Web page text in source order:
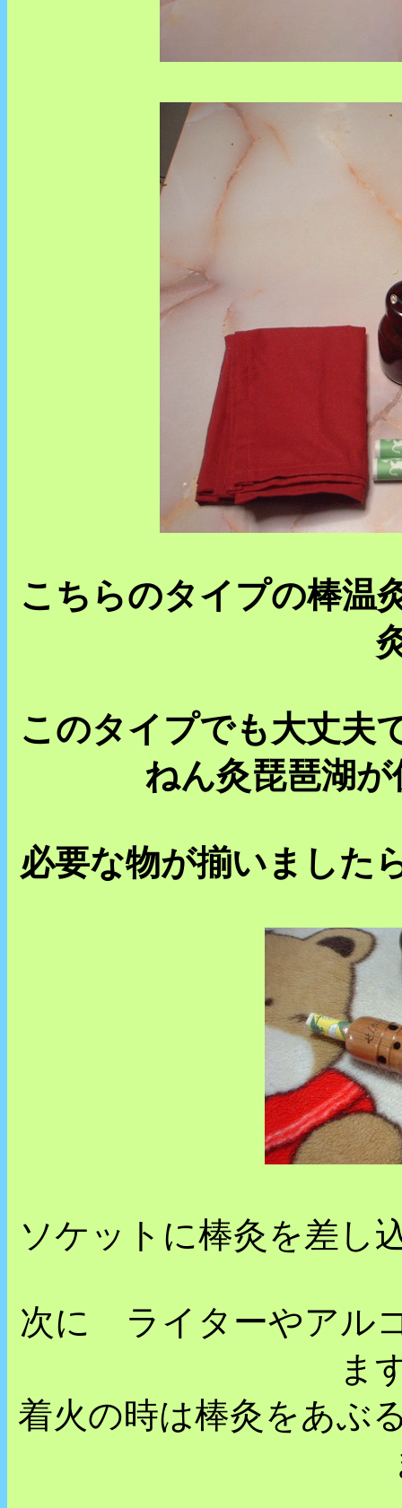
こちらのタイプの棒温
このタイプでも大丈夫
ねん灸琵琶湖
必要な物が揃いまし
ソケットに棒灸を差し
次に ライターやアル
ま
着火の時は棒灸をあぶ